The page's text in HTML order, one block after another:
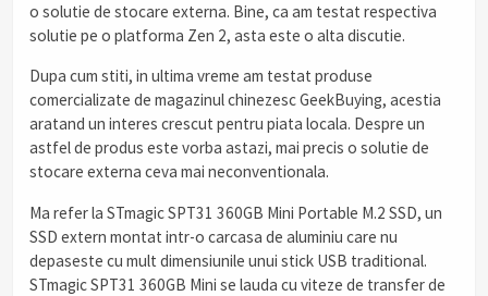
o solutie de stocare externa. Bine, ca am testat respectiva
solutie pe o platforma Zen 2, asta este o alta discutie.
Dupa cum stiti, in ultima vreme am testat produse
comercializate de magazinul chinezesc GeekBuying, acestia
aratand un interes crescut pentru piata locala. Despre un
astfel de produs este vorba astazi, mai precis o solutie de
stocare externa ceva mai neconventionala.
Ma refer la STmagic SPT31 360GB Mini Portable M.2 SSD, un
SSD extern montat intr-o carcasa de aluminiu care nu
depaseste cu mult dimensiunile unui stick USB traditional.
STmagic SPT31 360GB Mini se lauda cu viteze de transfer de